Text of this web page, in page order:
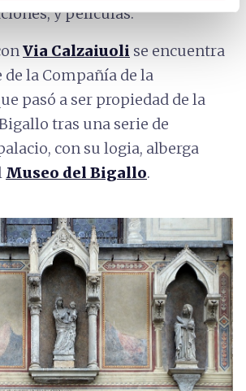
y películas.
Via Calzaiuoli se encuentra
la Compañía de la
pasó a ser propiedad de la
tras una serie de
con su logia, alberga
Museo del Bigallo.